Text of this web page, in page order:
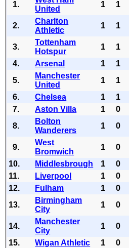
1.
United
1 1
2.
Charlton
Athletic
1 1
3.
Tottenham
Hotspur
1 1
4.
Arsenal 1 1
5.
Manchester
United
1 1
6.
Chelsea 1 1
7.
Aston Villa 1 0
8.
Bolton
Wanderers
1 0
9.
West
Bromwich
1 0
10.
Middlesbrough 1 0
11.
Liverpool 1 0
12.
Fulham 1 0
13.
Birmingham
City
1 0
14.
Manchester
City
1 0
15.
Wigan Athletic 1 0